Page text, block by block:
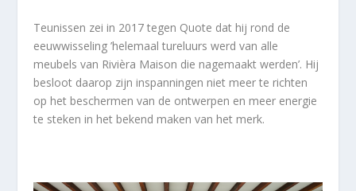
Teunissen zei in 2017 tegen Quote dat hij rond de
eeuwwisseling ’helemaal tureluurs werd van alle
meubels van Rivièra Maison die nagemaakt werden’. Hij
besloot daarop zijn inspanningen niet meer te richten
op het beschermen van de ontwerpen en meer energie
te steken in het bekend maken van het merk.